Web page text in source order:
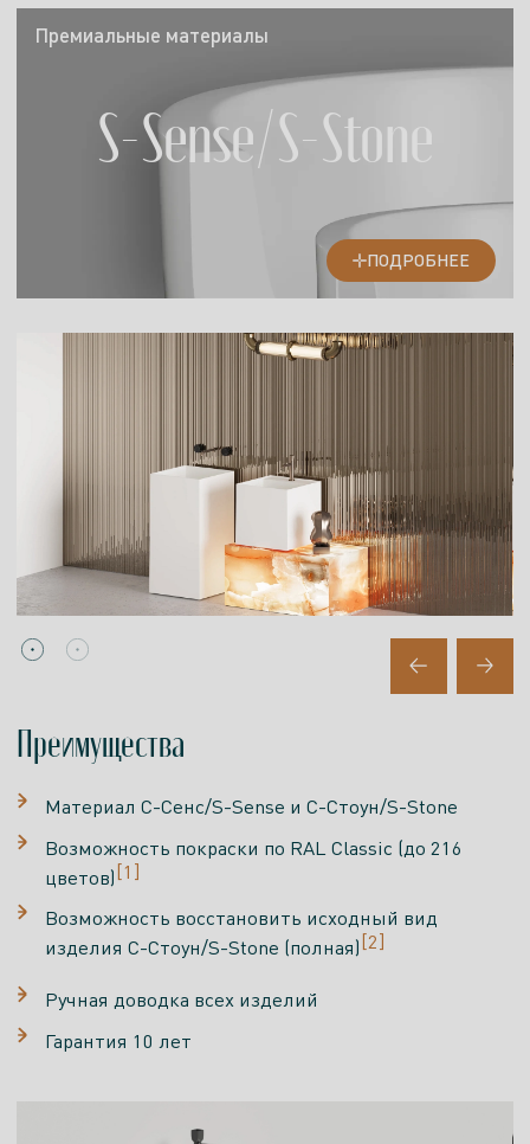
Премиальные материалы
S-Sense/S-Stone
ПОДРОБНЕЕ
Преимущества
Материал С-Сенс/S-Sense и С-Стоун/S-Stone
Возможность покраски по RAL Classic (до 216
цветов)[1]
Возможность восстановить исходный вид
изделия С-Стоун/S-Stone (полная) [2]
Ручная доводка всех изделий
Гарантия 10 лет